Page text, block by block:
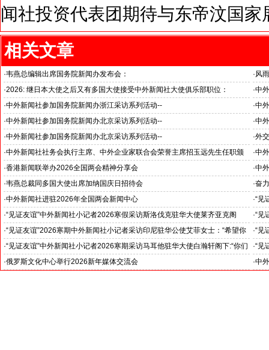
闻社投资代表团期待与东帝汶国
相关文章
·韦燕总编辑出席国务院新闻办发布会：
关注海关总署“十五五”时期守好国门安全
·风
旭日
·2026: 继日本大使之后又有多国大使接受中外新闻社大使俱乐部职位：
国之交在于民相亲, 民相亲在于心相通
·中
·中外新闻社参加国务院新闻办浙江采访系列活动--
推动科技创新和产业创新深度融合
·中
“科
·中外新闻社参加国务院新闻办北京采访系列活动--
见证科技创新和产业创新高质量发展
·中
小
·中外新闻社参加国务院新闻办北京采访系列活动--
北京人形机器人创新中心打造具有全球影响力的应用示范高地
·外
·中外新闻社社务会执行主席、中外企业家联合会荣誉主席招玉远先生任职颁
证仪式在香港举行
·中
·香港新闻联举办2026全国两会精神分享会 ·中
对
·韦燕总裁同多国大使出席加纳国庆日招待会 ·奋
--中
·中外新闻社进驻2026年全国两会新闻中心 ·“见
斯
官)”
·“见证友谊”中外新闻社小记者2026寒假采访斯洛伐克驻华大使莱齐亚克阁
下：“希望斯中两国青少年成为推动中斯关系开启新篇章”
·“见
十
·“见证友谊”2026寒期中外新闻社小记者采访印尼驻华公使艾菲女士：“希望你
们将来成为印尼和中国文化交流的使者”
·“见
奥
·“见证友谊”中外新闻社小记者2026寒期采访马耳他驻华大使白瀚轩阁下:“你们
就是中国未来的新闻发言人”
·“见
罗斯
·俄罗斯文化中心举行2026新年媒体交流会 ·中